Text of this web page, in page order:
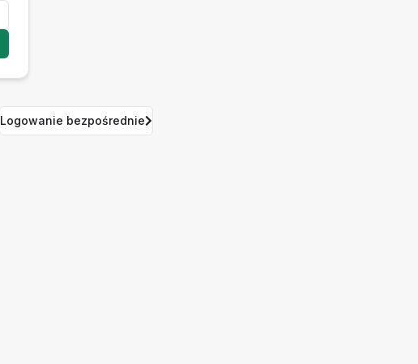
Logowanie bezpośrednie